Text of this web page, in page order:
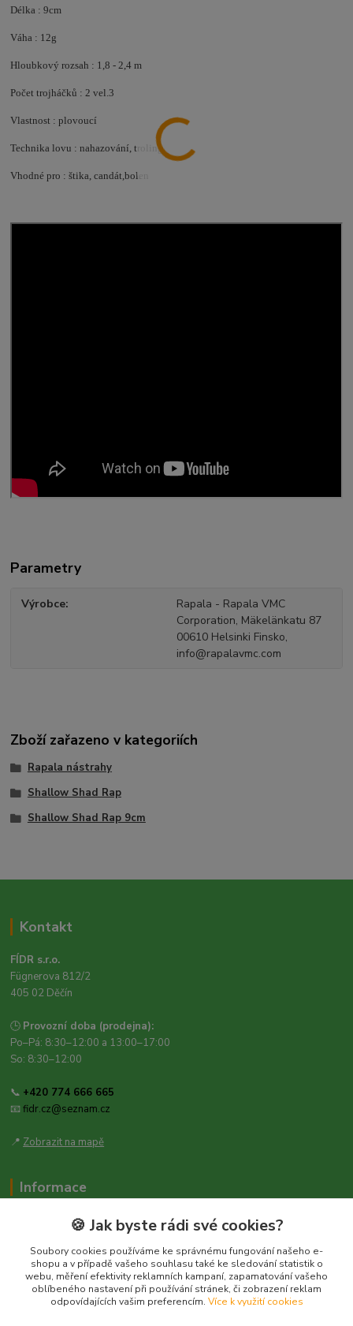
Délka : 9cm
Váha : 12g
Hloubkový rozsah : 1,8 - 2,4 m
Počet trojháčků : 2 vel.3
Vlastnost : plovoucí
Technika lovu : nahazování, troling
Vhodné pro : štika, candát,bolen
Parametry
Výrobce
Rapala - Rapala VMC
Corporation, Mäkelänkatu 87
00610 Helsinki Finsko,
info@rapalavmc.com
Zboží zařazeno v kategoriích
Rapala nástrahy
Shallow Shad Rap
Shallow Shad Rap 9cm
Kontakt
FÍDR s.r.o.
Fügnerova 812/2
405 02 Děčín
🕒 Provozní doba (prodejna):
Po–Pá: 8:30–12:00 a 13:00–17:00
So: 8:30–12:00
📞 +420 774 666 665
📧fidr.cz@seznam.cz
📍 Zobrazit na mapě
Informace
Zásady ochrany osobních údajů
Kontakt
Obecné nařízení o bezpečnosti produktů (GPSR), Regulation (EU)
2023/988
🍪 Jak byste rádi své cookies?
Soubory cookies používáme ke správnému fungování našeho e-
shopu a v případě vašeho souhlasu také ke sledování statistik o
webu, měření efektivity reklamních kampaní, zapamatování vašeho
oblíbeného nastavení při používání stránek, či zobrazení reklam
odpovídajících vašim preferencím. Více k využití cookies